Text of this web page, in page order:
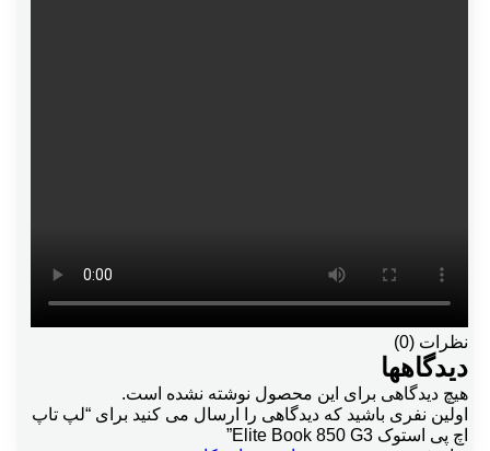
نظرات (0)
دیدگاهها
هیچ دیدگاهی برای این محصول نوشته نشده است.
اولین نفری باشید که دیدگاهی را ارسال می کنید برای “لپ تاپ
اچ پی استوک Elite Book 850 G3”